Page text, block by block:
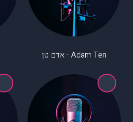
Adam Ten - אדם טן